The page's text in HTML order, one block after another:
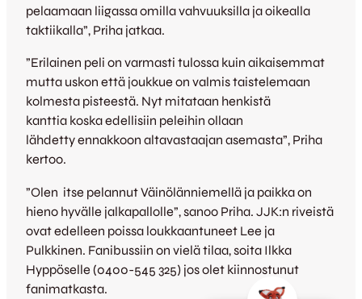
pelaamaan liigassa omilla vahvuuksilla ja oikealla
taktiikalla”, Priha jatkaa.
”Erilainen peli on varmasti tulossa kuin aikaisemmat
mutta uskon että joukkue on valmis taistelemaan
kolmesta pisteestä. Nyt mitataan henkistä
kanttia koska edellisiin peleihin ollaan
lähdetty ennakkoon altavastaajan asemasta”, Priha
kertoo.
”Olen itse pelannut Väinölänniemellä ja paikka on
hieno hyvälle jalkapallolle”, sanoo Priha. JJK:n riveistä
ovat edelleen poissa loukkaantuneet Lee ja
Pulkkinen. Fanibussiin on vielä tilaa, soita Ilkka
Hyppöselle (0400-545 325) jos olet kiinnostunut
fanimatkasta.